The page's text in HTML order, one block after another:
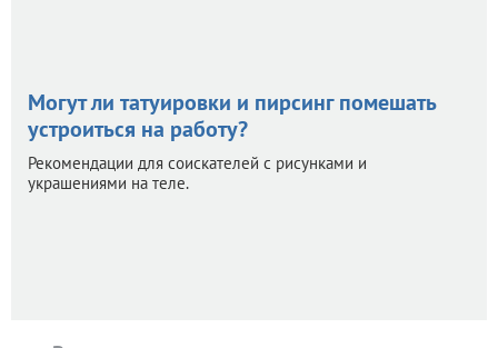
Могут ли татуировки и пирсинг помешать
устроиться на работу?
Рекомендации для соискателей с рисунками и
украшениями на теле.